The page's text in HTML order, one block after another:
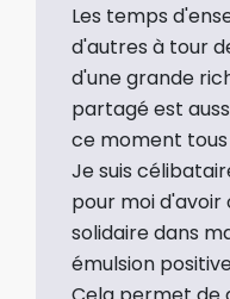
Les temps
d'autres à tour
d'une grande
partagé est
ce moment
Je suis
pour moi
solidaire dans
émulsion